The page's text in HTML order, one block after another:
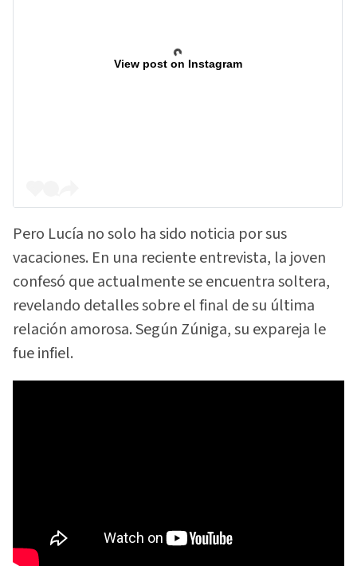
View post on Instagram
Pero Lucía no solo ha sido noticia por sus
vacaciones. En una reciente entrevista, la joven
confesó que actualmente se encuentra soltera,
revelando detalles sobre el final de su última
relación amorosa. Según Zúniga, su expareja le
fue infiel.